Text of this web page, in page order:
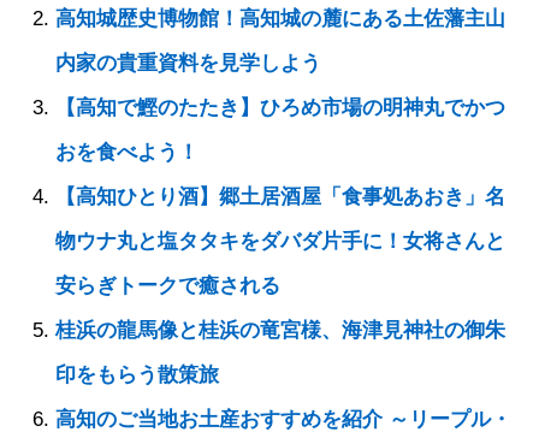
高知城歴史博物館！高知城の麓にある土佐藩主山
内家の貴重資料を見学しよう
【高知で鰹のたたき】ひろめ市場の明神丸でかつ
おを食べよう！
【高知ひとり酒】郷土居酒屋「食事処あおき」名
物ウナ丸と塩タタキをダバダ片手に！女将さんと
安らぎトークで癒される
桂浜の龍馬像と桂浜の竜宮様、海津見神社の御朱
印をもらう散策旅
高知のご当地お土産おすすめを紹介 ～リープル・